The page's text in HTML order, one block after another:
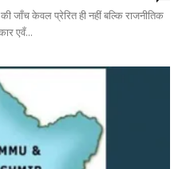
जाँच केवल प्रेरित ही नहीं बल्कि राजनीतिक
एवँ...